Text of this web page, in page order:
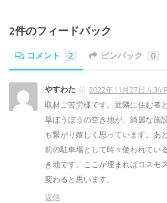
2件のフィードバック
コメント 2 ピンバック 0
やすわた
2022年11月27日 4:34
取材ご苦労様です。近隣に住む者
草ぼうぼうの空き地が、綺麗な施
も繋がり嬉しく思っています。あ
前の駐車場として時々使われてい
き地です。ここが埋まればコスモ
変わると思います。
返信